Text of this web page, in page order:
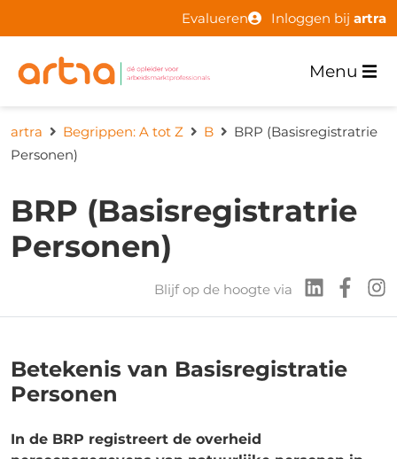
Evalueren Inloggen bij artra
Menu
artra Begrippen: A tot Z B
BRP (Basisregistratrie
Personen)
BRP (Basisregistratrie
Personen)
Blijf op de hoogte via
Betekenis van Basisregistratie
Personen
In de BRP registreert de overheid